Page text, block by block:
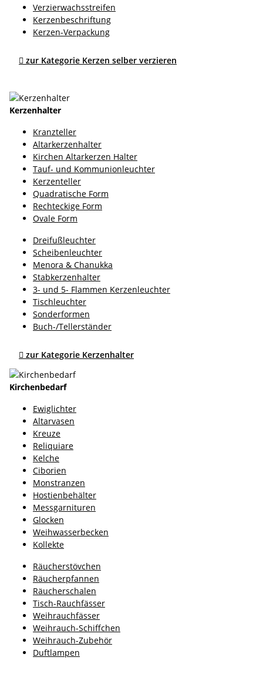
Verzierwachsstreifen
Kerzenbeschriftung
Kerzen-Verpackung
 zur Kategorie Kerzen selber verzieren
Kerzenhalter
Kranzteller
Altarkerzenhalter
Kirchen Altarkerzen Halter
Tauf- und Kommunionleuchter
Kerzenteller
Quadratische Form
Rechteckige Form
Ovale Form
Dreifußleuchter
Scheibenleuchter
Menora & Chanukka
Stabkerzenhalter
3- und 5- Flammen Kerzenleuchter
Tischleuchter
Sonderformen
Buch-/Tellerständer
 zur Kategorie Kerzenhalter
Kirchenbedarf
Ewiglichter
Altarvasen
Kreuze
Reliquiare
Kelche
Ciborien
Monstranzen
Hostienbehälter
Messgarnituren
Glocken
Weihwasserbecken
Kollekte
Räucherstövchen
Räucherpfannen
Räucherschalen
Tisch-Rauchfässer
Weihrauchfässer
Weihrauch-Schiffchen
Weihrauch-Zubehör
Duftlampen